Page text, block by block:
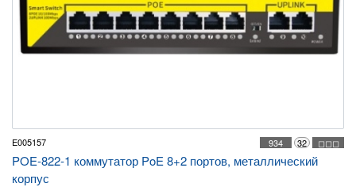
E005157 ◻◻◻
32
934
POE-822-1 коммутатор PoE 8+2 портов, металлический
корпус